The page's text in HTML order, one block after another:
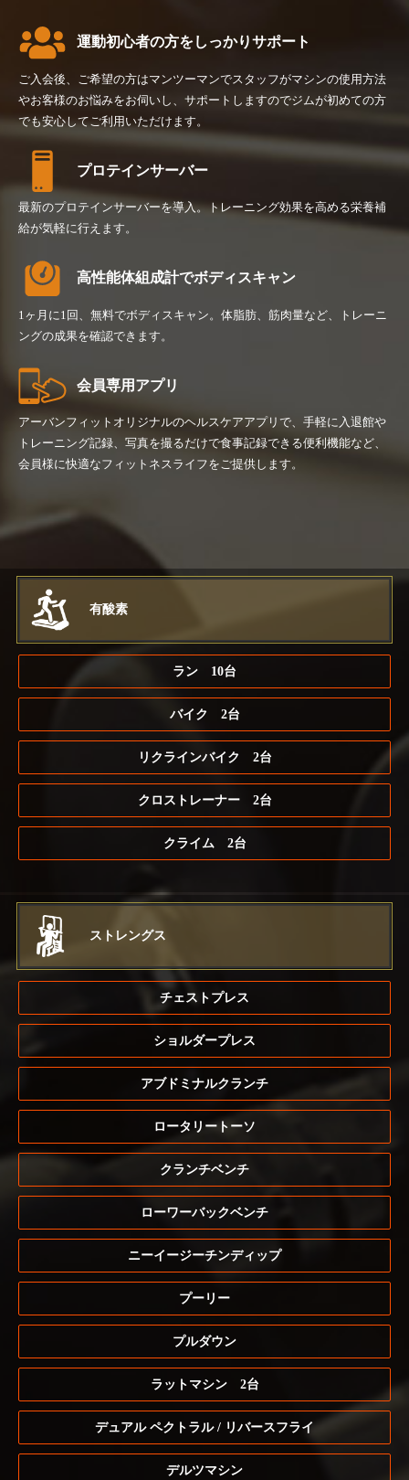
運動初心者の方をしっかりサポート
ご入会後、ご希望の方はマンツーマンでスタッフがマシンの使用方法
やお客様のお悩みをお伺いし、サポートしますのでジムが初めての方
でも安心してご利用いただけます。
プロテインサーバー
最新のプロテインサーバーを導入。トレーニング効果を高める栄養補
給が気軽に行えます。
高性能体組成計でボディスキャン
1ヶ月に1回、無料でボディスキャン。体脂肪、筋肉量など、トレーニ
ングの成果を確認できます。
会員専用アプリ
アーバンフィットオリジナルのヘルスケアアプリで、手軽に入退館や
トレーニング記録、写真を撮るだけで食事記録できる便利機能など、
会員様に快適なフィットネスライフをご提供します。
マシンラインナップ
有酸素
ラン 10台
バイク 2台
リクラインバイク 2台
クロストレーナー 2台
クライム 2台
ストレングス
チェストプレス
ショルダープレス
アブドミナルクランチ
ロータリートーソ
クランチベンチ
ローワーバックベンチ
ニーイージーチンディップ
プーリー
プルダウン
ラットマシン 2台
デュアル ペクトラル / リバースフライ
デルツマシン